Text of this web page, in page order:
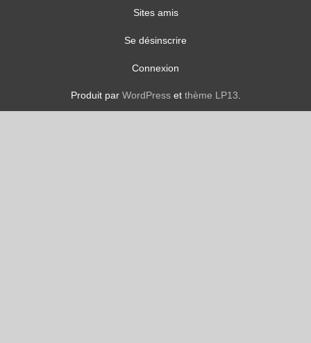
Sites amis
Se désinscrire
Connexion
Produit par WordPresset thème LP13.